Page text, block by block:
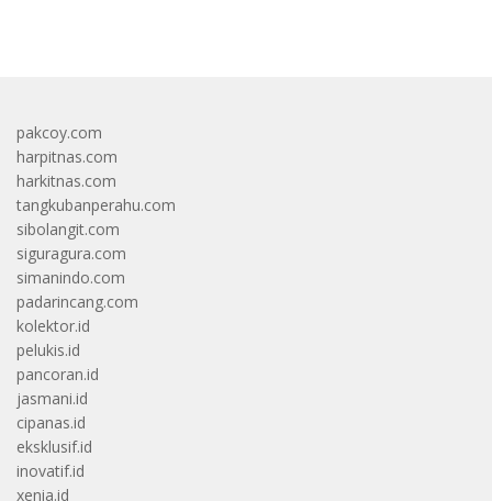
pakcoy.com
harpitnas.com
harkitnas.com
tangkubanperahu.com
sibolangit.com
siguragura.com
simanindo.com
padarincang.com
kolektor.id
pelukis.id
pancoran.id
jasmani.id
cipanas.id
eksklusif.id
inovatif.id
xenia.id